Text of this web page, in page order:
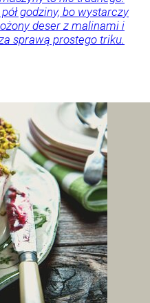
godziny, bo wystarczy
deser z malinami i
sprawą prostego triku.